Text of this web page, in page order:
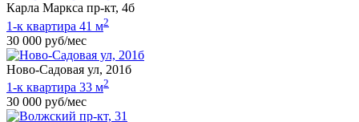
Карла Маркса пр-кт, 4б
1-к квартира 41 м2
30 000 руб/мес
Ново-Садовая ул, 201б
1-к квартира 33 м2
30 000 руб/мес